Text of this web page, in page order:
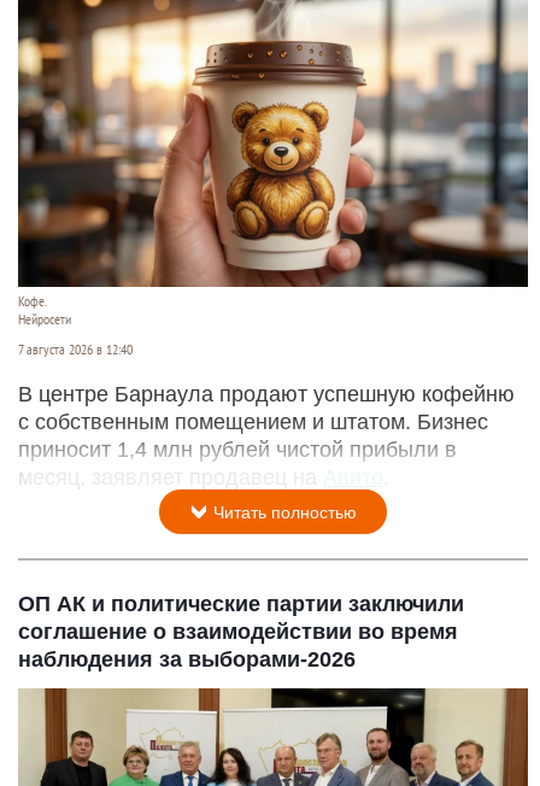
Кофе.
Нейросети
7 августа 2026 в 12:40
В центре Барнаула продают успешную кофейню
с собственным помещением и штатом. Бизнес
приносит 1,4 млн рублей чистой прибыли в
месяц, заявляет продавец на
Авито
Читать полностью
ОП АК и политические партии заключили
соглашение о взаимодействии во время
наблюдения за выборами-2026